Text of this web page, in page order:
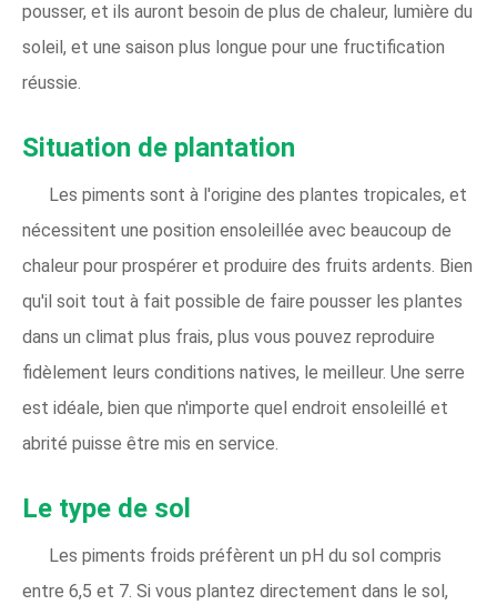
pousser, et ils auront besoin de plus de chaleur, lumière du
soleil, et une saison plus longue pour une fructification
réussie.
Situation de plantation
Les piments sont à l'origine des plantes tropicales, et
nécessitent une position ensoleillée avec beaucoup de
chaleur pour prospérer et produire des fruits ardents. Bien
qu'il soit tout à fait possible de faire pousser les plantes
dans un climat plus frais, plus vous pouvez reproduire
fidèlement leurs conditions natives, le meilleur. Une serre
est idéale, bien que n'importe quel endroit ensoleillé et
abrité puisse être mis en service.
Le type de sol
Les piments froids préfèrent un pH du sol compris
entre 6,5 et 7. Si vous plantez directement dans le sol,